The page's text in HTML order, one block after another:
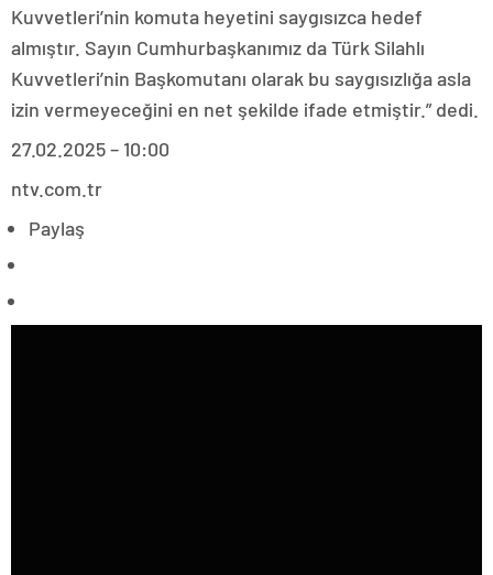
Kuvvetleri’nin komuta heyetini saygısızca hedef
almıştır. Sayın Cumhurbaşkanımız da Türk Silahlı
Kuvvetleri’nin Başkomutanı olarak bu saygısızlığa asla
izin vermeyeceğini en net şekilde ifade etmiştir.” dedi.
27.02.2025 – 10:00
ntv.com.tr
Paylaş